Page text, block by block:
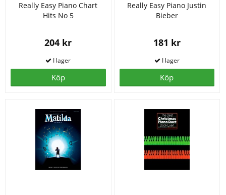
Really Easy Piano Chart
Hits No 5
204 kr
Köp
Really Easy Piano Justin
Bieber
181 kr
Köp